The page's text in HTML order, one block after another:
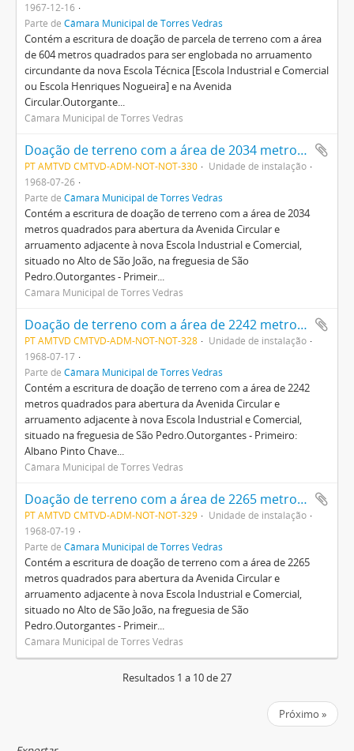
1967-12-16
Parte de Câmara Municipal de Torres Vedras
Contém a escritura de doação de parcela de terreno com a área
de 604 metros quadrados para ser englobada no arruamento
circundante da nova Escola Técnica [Escola Industrial e Comercial
ou Escola Henriques Nogueira] e na Avenida
Circular.Outorgante...
Câmara Municipal de Torres Vedras
Doação de terreno com a área de 2034 metros quadrados para abertura da Avenida Circular e arruamento adjacente à nova Escola Industrial e Comercial, situado no Alto de São João, na freguesia de São Pedro
PT AMTVD CMTVD-ADM-NOT-NOT-330
Unidade de instalação
1968-07-26
Parte de Câmara Municipal de Torres Vedras
Contém a escritura de doação de terreno com a área de 2034
metros quadrados para abertura da Avenida Circular e
arruamento adjacente à nova Escola Industrial e Comercial,
situado no Alto de São João, na freguesia de São
Pedro.Outorgantes - Primeir...
Câmara Municipal de Torres Vedras
Doação de terreno com a área de 2242 metros quadrados para abertura da Avenida Circular e arruamento adjacente à nova Escola Industrial e Comercial, situado na freguesia de São Pedro
PT AMTVD CMTVD-ADM-NOT-NOT-328
Unidade de instalação
1968-07-17
Parte de Câmara Municipal de Torres Vedras
Contém a escritura de doação de terreno com a área de 2242
metros quadrados para abertura da Avenida Circular e
arruamento adjacente à nova Escola Industrial e Comercial,
situado na freguesia de São Pedro.Outorgantes - Primeiro:
Albano Pinto Chave...
Câmara Municipal de Torres Vedras
Doação de terreno com a área de 2265 metros quadrados para abertura da Avenida Circular e arruamento adjacente à nova Escola Industrial e Comercial, situado no Alto de São João, na freguesia de São Pedro
PT AMTVD CMTVD-ADM-NOT-NOT-329
Unidade de instalação
1968-07-19
Parte de Câmara Municipal de Torres Vedras
Contém a escritura de doação de terreno com a área de 2265
metros quadrados para abertura da Avenida Circular e
arruamento adjacente à nova Escola Industrial e Comercial,
situado no Alto de São João, na freguesia de São
Pedro.Outorgantes - Primeir...
Câmara Municipal de Torres Vedras
Resultados 1 a 10 de 27
Próximo »